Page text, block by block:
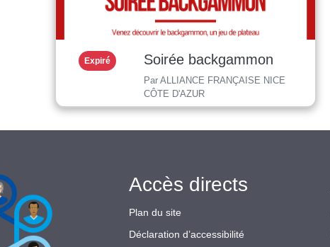
Expiré Soirée backgammon
Par ALLIANCE FRANÇAISE NICE
CÔTE D'AZUR
Accès directs
Plan du site
Déclaration d’accessibilité